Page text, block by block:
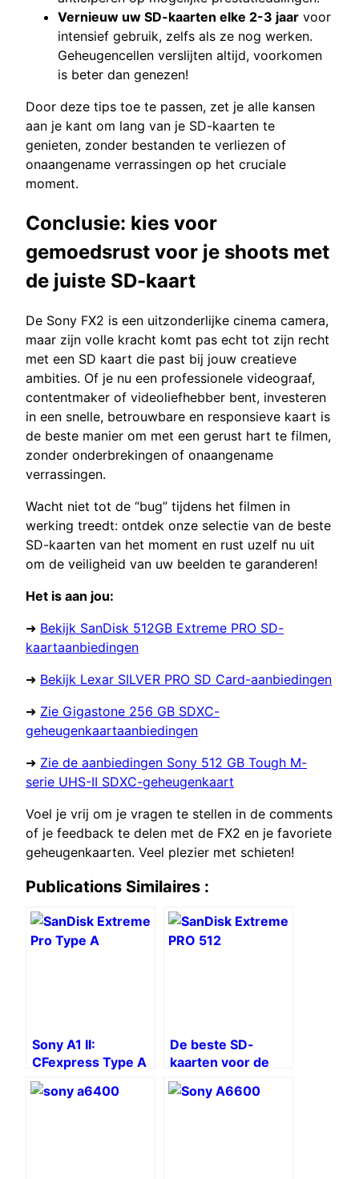
Vernieuw uw SD-kaarten elke 2-3 jaar voor
intensief gebruik, zelfs als ze nog werken.
Geheugencellen verslijten altijd, voorkomen
is beter dan genezen!
Door deze tips toe te passen, zet je alle kansen
aan je kant om lang van je SD-kaarten te
genieten, zonder bestanden te verliezen of
onaangename verrassingen op het cruciale
moment.
Conclusie: kies voor
gemoedsrust voor je shoots met
de juiste SD-kaart
De Sony FX2 is een uitzonderlijke cinema camera,
maar zijn volle kracht komt pas echt tot zijn recht
met een SD kaart die past bij jouw creatieve
ambities. Of je nu een professionele videograaf,
contentmaker of videoliefhebber bent, investeren
in een snelle, betrouwbare en responsieve kaart is
de beste manier om met een gerust hart te filmen,
zonder onderbrekingen of onaangename
verrassingen.
Wacht niet tot de “bug” tijdens het filmen in
werking treedt: ontdek onze selectie van de beste
SD-kaarten van het moment en rust uzelf nu uit
om de veiligheid van uw beelden te garanderen!
Het is aan jou:
➜ Bekijk SanDisk 512GB Extreme PRO SD-
kaartaanbiedingen
➜ Bekijk Lexar SILVER PRO SD Card-aanbiedingen
➜ Zie Gigastone 256 GB SDXC-
geheugenkaartaanbiedingen
➜ Zie de aanbiedingen Sony 512 GB Tough M-
serie UHS-II SDXC-geheugenkaart
Voel je vrij om je vragen te stellen in de comments
of je feedback te delen met de FX2 en je favoriete
geheugenkaarten. Veel plezier met schieten!
Publications Similaires :
Sony A1 II:
CFexpress Type A
SD-kaart versus
UHS-II SD
De beste SD-
kaarten voor de
Sony A7C II